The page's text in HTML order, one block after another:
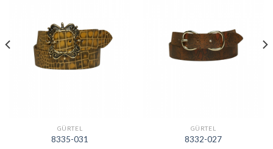
GÜRTEL
8335-031
GÜRTEL
8332-027